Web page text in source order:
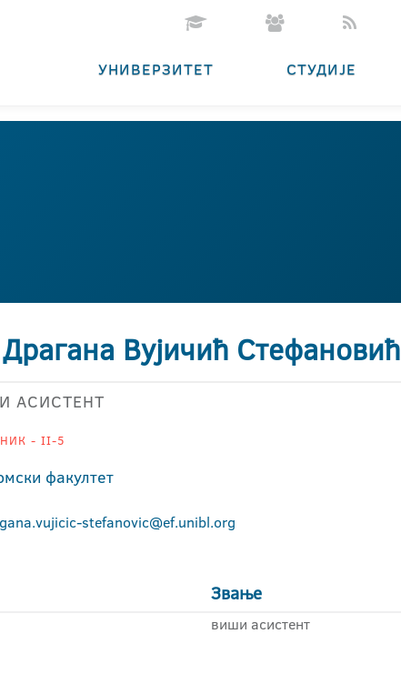
УНИВЕРЗИТЕТ СТУДИЈЕ
Вујичић Стефановић
АСИСТЕНТ
- II-5
факултет
stefanovic@ef.unibl.org
Звање
виши асистент